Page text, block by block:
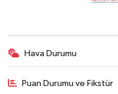
Hava Durumu
Puan Durumu ve Fikstür